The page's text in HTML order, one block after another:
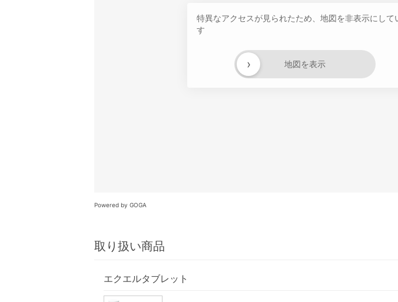
特異なアクセスが見られたため、地図を非表示にして
す
地図を表示
›
Powered by GOGA
取り扱い商品
エクエルタブレット